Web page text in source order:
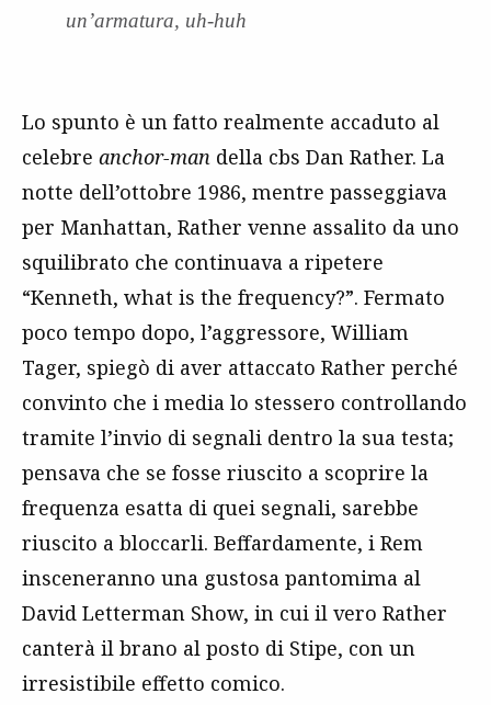
un’armatura, uh-huh
Lo spunto è un fatto realmente accaduto al
celebre anchor-man della cbs Dan Rather. La
notte dell’ottobre 1986, mentre passeggiava
per Manhattan, Rather venne assalito da uno
squilibrato che continuava a ripetere
“Kenneth, what is the frequency?”. Fermato
poco tempo dopo, l’aggressore, William
Tager, spiegò di aver attaccato Rather perché
convinto che i media lo stessero controllando
tramite l’invio di segnali dentro la sua testa;
pensava che se fosse riuscito a scoprire la
frequenza esatta di quei segnali, sarebbe
riuscito a bloccarli. Beffardamente, i Rem
insceneranno una gustosa pantomima al
David Letterman Show, in cui il vero Rather
canterà il brano al posto di Stipe, con un
irresistibile effetto comico.